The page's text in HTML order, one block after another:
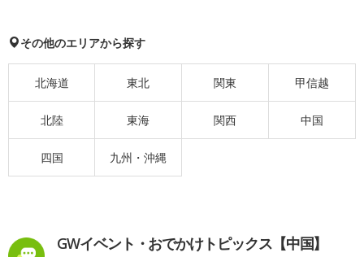
その他のエリアから探す
北海道 東北 関東 甲信越
北陸 東海 関西 中国
四国 九州・沖縄
GWイベント・おでかけトピックス【中国】